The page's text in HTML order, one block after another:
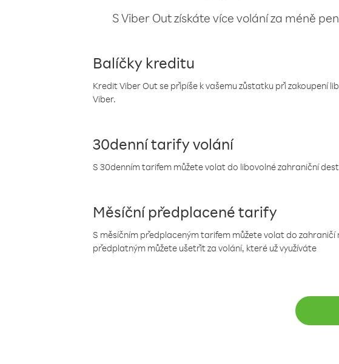
S Viber Out získáte více volání za méně
Balíčky kreditu
Kredit Viber Out se připíše k vašemu zůstatku při zakoupení
Viber.
30denní tarify volání
S 30denním tarifem můžete volat do libovolné zahraniční
Měsíční předplacené tarify
S měsíčním předplaceným tarifem můžete volat do zahraničí
předplatným můžete ušetřit za volání, které už využíváte